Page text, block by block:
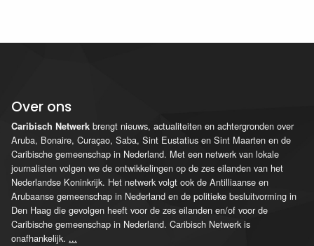
Over ons
Caribisch Netwerk brengt nieuws, actualiteiten en achtergronden over
Aruba, Bonaire, Curaçao, Saba, Sint Eustatius en Sint Maarten en de
Caribische gemeenschap in Nederland. Met een netwerk van lokale
journalisten volgen we de ontwikkelingen op de zes eilanden van het
Nederlandse Koninkrijk. Het netwerk volgt ook de Antilliaanse en
Arubaanse gemeenschap in Nederland en de politieke besluitvorming in
Den Haag die gevolgen heeft voor de zes eilanden en/of voor de
Caribische gemeenschap in Nederland. Caribisch Netwerk is
onafhankelijk. ...